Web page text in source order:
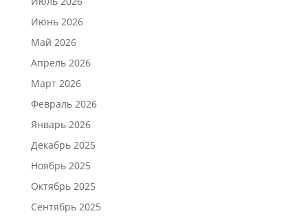
Июнь 2026
Май 2026
Апрель 2026
Март 2026
Февраль 2026
Январь 2026
Декабрь 2025
Ноябрь 2025
Октябрь 2025
Сентябрь 2025